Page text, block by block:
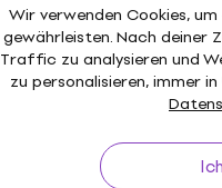
Wir verwenden Cookies,
gewährleisten. Nach deiner
Traffic zu analysieren und
zu personalisieren, immer